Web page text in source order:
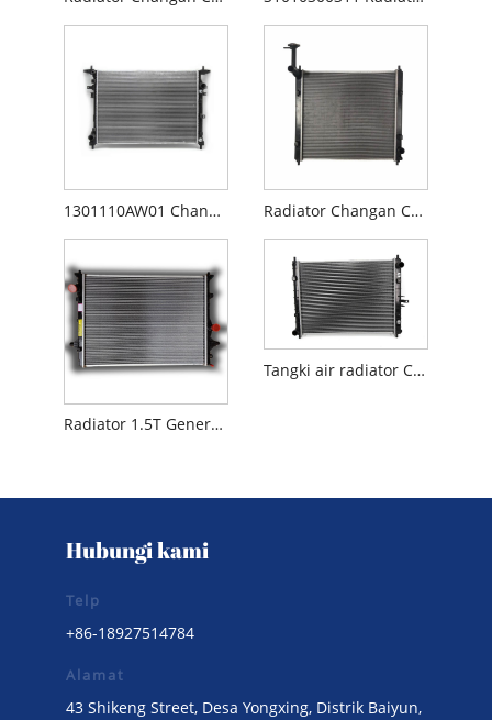
1301110AW01 Changan CS55 Radiator Radiator Changan CX70 R103117-0700
Radiator 1.5T Generasi Kedua Changan CS55PLUS
Tangki air radiator Changan Automobile Changan Alsvin V7
Hubungi kami
Telp
+86-18927514784
Alamat
43 Shikeng Street, Desa Yongxing, Distrik Baiyun,